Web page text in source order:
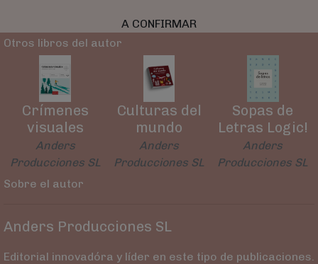
A CONFIRMAR
Otros libros del autor
Crímenes
visuales
Anders
Producciones SL
Culturas del
mundo
Anders
Producciones SL
Sopas de
Letras Logic!
Anders
Producciones SL
Sobre el autor
Anders Producciones SL
Editorial innovadóra y líder en este tipo de publicaciones.